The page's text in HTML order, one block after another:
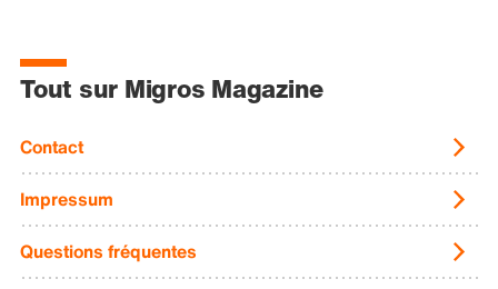
Tout sur Migros Magazine
Contact
Impressum
Questions fréquentes